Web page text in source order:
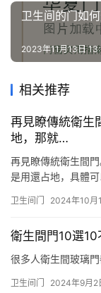
卫生间的门如
2023年11月13日
相关推荐
再見瞭傳統衛生
地，那就…
再見瞭傳統衛生間
是用還占地，具體
響采光。 3. 裡面留
卫生间门 2024年10月
衛生間門10選10
很多人衛生間玻璃
卫生间门 2024年9月2